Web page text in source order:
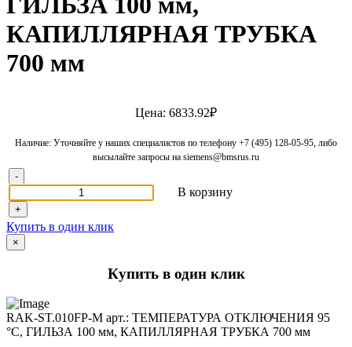
КАПИЛЛЯРНАЯ ТРУБКА
700 мм
Цена: 6833.92₽
Наличие: Уточняйте у наших специалистов по телефону +7 (495) 128-05-95, либо
высылайте запросы на siemens@bmsrus.ru
-
+
В корзину
Купить в один клик
×
Купить в один клик
RAK-ST.010FP-M арт.: ТЕМПЕРАТУРА ОТКЛЮЧЕНИЯ 95
°C, ГИЛЬЗА 100 мм, КАПИЛЛЯРНАЯ ТРУБКА 700 мм